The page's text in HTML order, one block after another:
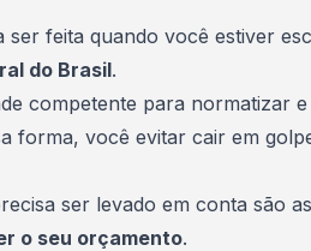
ser feita quando você estiver
do Brasil.
competente para normatizar
forma, você evitar cair em
ser levado em conta são
o seu orçamento.